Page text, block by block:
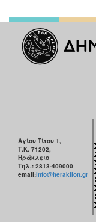
Αγίου Τίτου 1,
Τ.Κ. 71202,
Ηράκλειο
Τηλ.: 2813-409000
email:info@heraklion.gr